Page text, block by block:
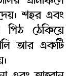
দেয়। শহর এবং
পিঠ ঠেকিয়ে
আর একটি